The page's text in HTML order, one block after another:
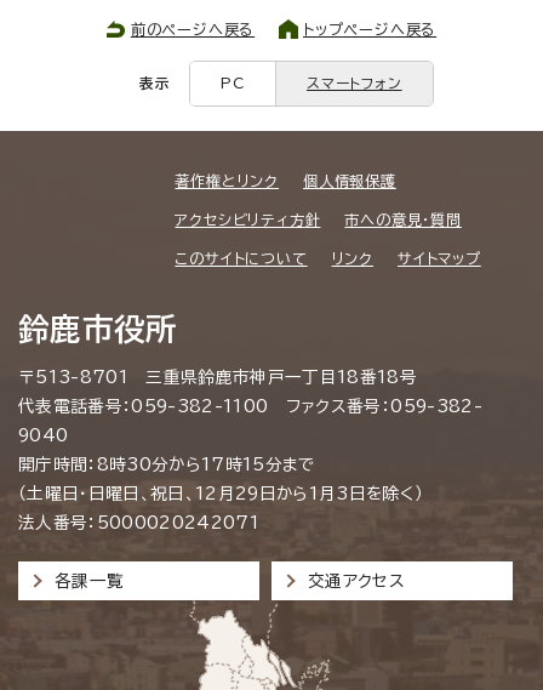
前のページへ戻る トップページへ戻る
表示 PC スマートフォン
著作権とリンク 個人情報保護
アクセシビリティ方針 市への意見・質問
このサイトについて リンク サイトマップ
鈴鹿市役所
〒513-8701 三重県鈴鹿市神戸一丁目18番18号
代表電話番号：059-382-1100 ファクス番号：059-382-
9040
開庁時間：8時30分から17時15分まで
（土曜日・日曜日、祝日、12月29日から1月3日を除く）
法人番号：5000020242071
各課一覧 交通アクセス